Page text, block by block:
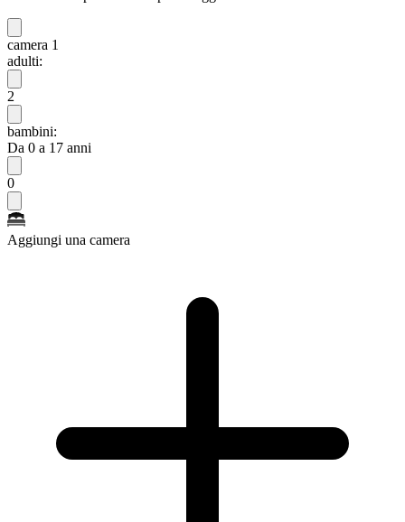
camera 1
adulti:
2
bambini:
Da 0 a 17 anni
0
Aggiungi una camera